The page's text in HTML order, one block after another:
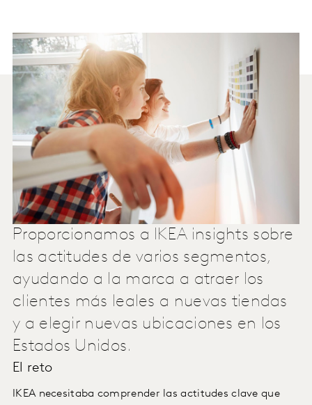
Proporcionamos a IKEA insights sobre
las actitudes de varios segmentos,
ayudando a la marca a atraer los
clientes más leales a nuevas tiendas
y a elegir nuevas ubicaciones en los
Estados Unidos.
El reto
IKEA necesitaba comprender las actitudes clave que